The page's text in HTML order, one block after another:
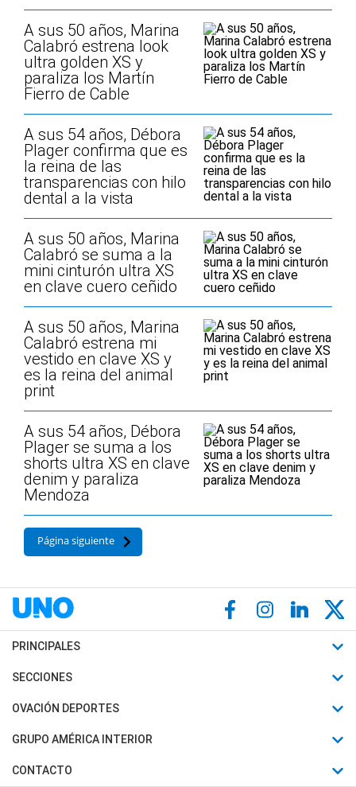
A sus 50 años, Marina
Calabró estrena look
ultra golden XS y
paraliza los Martín
Fierro de Cable
A sus 54 años, Débora
Plager confirma que es
la reina de las
transparencias con hilo
dental a la vista
A sus 50 años, Marina
Calabró se suma a la
mini cinturón ultra XS
en clave cuero ceñido
A sus 50 años, Marina
Calabró estrena mi
vestido en clave XS y
es la reina del animal
print
A sus 54 años, Débora
Plager se suma a los
shorts ultra XS en clave
denim y paraliza
Mendoza
Página siguiente
PRINCIPALES
Últimas Noticias
Política
Judiciales
SECCIONES
Horóscopo
Motores
Trucos caseros
OVACIÓN DEPORTES
Fútbol
Mundial
GRUPO AMÉRICA INTERIOR
Canal 7 en Vivo
CONTACTO